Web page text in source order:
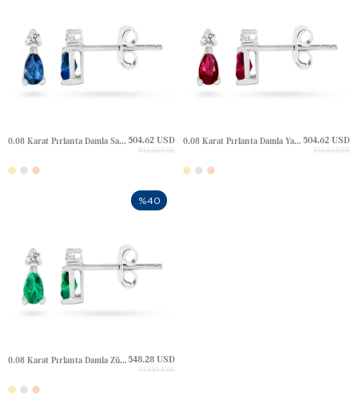
0.08 Karat Pırlanta Damla Safir Çivili Altın Küpe 504.62 USD
841.03 USD
0.08 Karat Pırlanta Damla Yakut Çivili Altın Küpe 504.62 USD
841.03 USD
0.08 Karat Pırlanta Damla Zümrüt Çivili Altın Küpe 548.28 USD
913.81 USD
%40